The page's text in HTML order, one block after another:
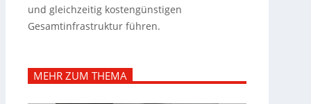
und gleichzeitig kostengünstigen
Gesamtinfrastruktur führen.
MEHR ZUM THEMA